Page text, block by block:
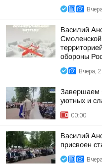
Василий
обороны
Вчера,
Завершаем
уютных и
00:00
Василий
присвоен